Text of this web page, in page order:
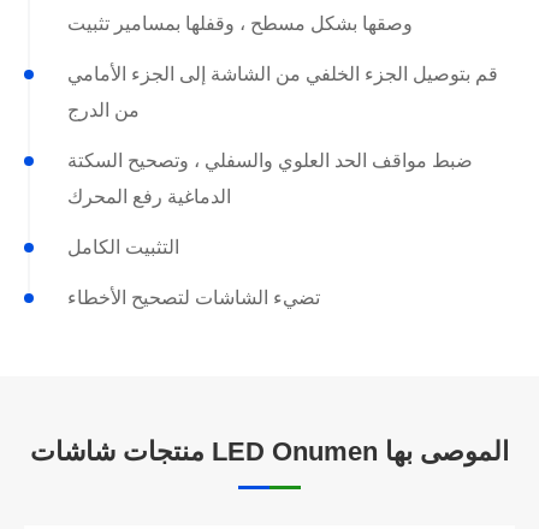
وصقها بشكل مسطح ، وقفلها بمسامير تثبيت
قم بتوصيل الجزء الخلفي من الشاشة إلى الجزء الأمامي
من الدرج
ضبط مواقف الحد العلوي والسفلي ، وتصحيح السكتة
الدماغية رفع المحرك
التثبيت الكامل
تضيء الشاشات لتصحيح الأخطاء
منتجات شاشات LED Onumen الموصى بها